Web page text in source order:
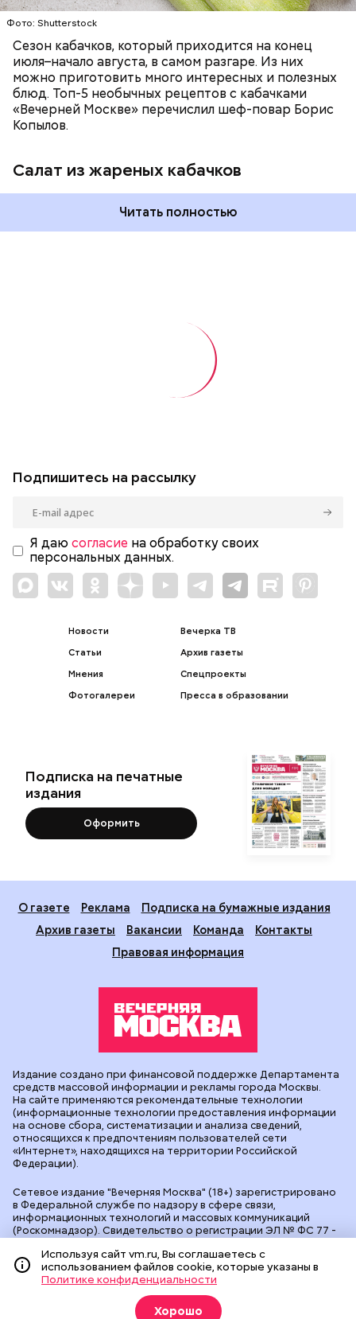
Фото: Shutterstock
Сезон кабачков, который приходится на конец
июля–начало августа, в самом разгаре. Из них
можно приготовить много интересных и полезных
блюд. Топ-5 необычных рецептов с кабачками
«Вечерней Москве» перечислил шеф-повар Борис
Копылов.
Салат из жареных кабачков
Читать полностью
Подпишитесь на рассылку
Я даю согласие на обработку своих
персональных данных.
Новости
Статьи
Мнения
Фотогалереи
Вечерка ТВ
Архив газеты
Спецпроекты
Пресса в образовании
Подписка на печатные
издания
Оформить
О газете Реклама
Подписка на бумажные издания
Архив газеты
Вакансии Команда
Контакты
Правовая информация
Сетевое издание "Вечерняя Москва" (18+) зарегистрировано
в Федеральной службе по надзору в сфере связи,
информационных технологий и массовых коммуникаций
(Роскомнадзор). Свидетельство о регистрации ЭЛ № ФС 77 -
"Вечерняя Москва". Главный редакторvm.ru: Александр
Геннадьевич Глуходедов. Адрес редакции: 127015, г.Москва,
Бумажный пр-д, д. 14, стр. 2. Телефон:+7(499)557-04-24
. Почта для связи с редакцией сайта:
Издание создано при финансовой поддержке Департамента
средств массовой информации и рекламы города Москвы.
На сайте применяются рекомендательные технологии
(информационные технологии предоставления информации
на основе сбора, систематизации и анализа сведений,
относящихся к предпочтениям пользователей сети
«Интернет», находящихся на территории Российской
Федерации).
Используя сайт vm.ru, Вы соглашаетесь с
использованием файлов cookie, которые указаны в
Политике конфиденциальности
Хорошо